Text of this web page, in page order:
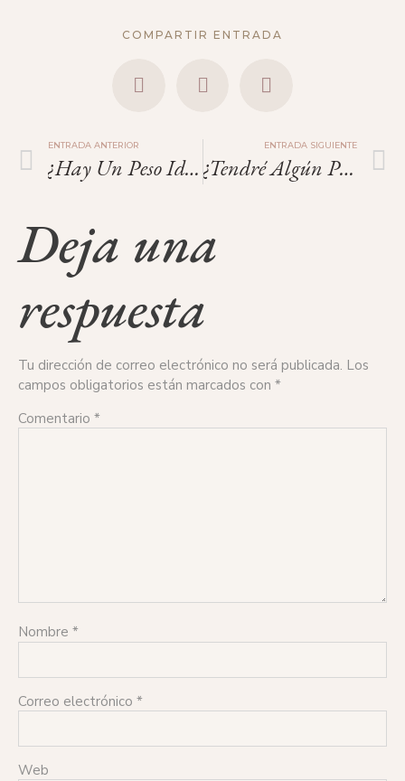
COMPARTIR ENTRADA
ENTRADA ANTERIOR
¿Hay Un Peso Ideal Para Donar Óvulos?
ENTRADA SIGUIENTE
¿Tendré Algún Problema De Fertilidad Cuando Quiera Tener Hijos, Por Haber Sido Donante De Óvulos?
Deja una
respuesta
Tu dirección de correo electrónico no será publicada. Los
campos obligatorios están marcados con *
Comentario *
Nombre *
Correo electrónico *
Web